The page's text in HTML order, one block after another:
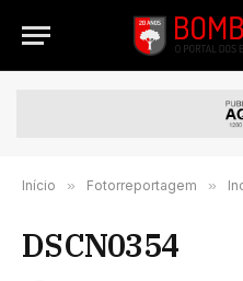
Início » Fotorreportagem »
DSCN0354